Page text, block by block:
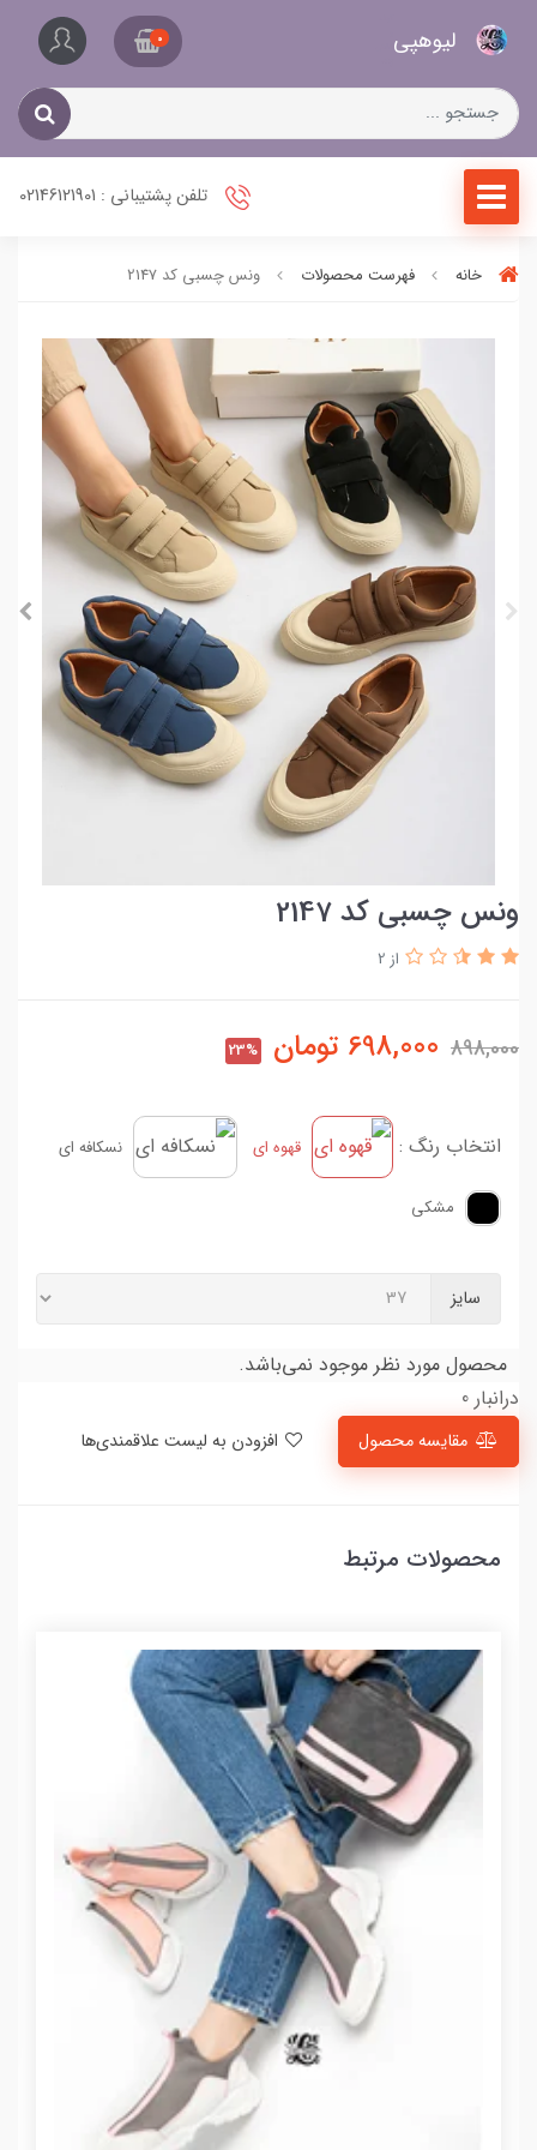
لیو‌هپی 0
تلفن پشتیبانی : 02146121901
خانه فهرست محصولات ونس چسبی کد 2147
ونس چسبی کد 2147
از 2
898,000
698,000 تومان 23%
انتخاب رنگ : قهوه ای نسکافه ای
مشکی
سایز
محصول مورد نظر موجود نمی‌باشد.
درانبار 0
مقایسه محصول
محصولات مرتبط